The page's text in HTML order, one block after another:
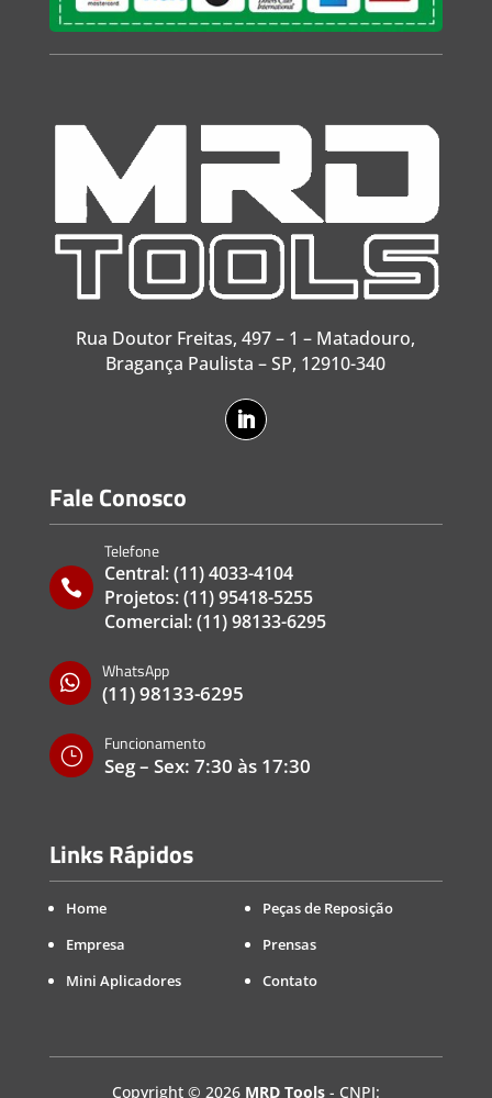
Rua Doutor Freitas, 497 – 1 – Matadouro,
Bragança Paulista – SP, 12910-340
Fale Conosco

Telefone
Central:(11) 4033-4104
Projetos:(11) 95418-5255
Comercial:(11) 98133-6295

WhatsApp
(11) 98133-6295
}
Funcionamento
Seg – Sex: 7:30 às 17:30
Links Rápidos
Home
Empresa
Mini Aplicadores
Peças de Reposição
Prensas
Contato
Copyright © 2026 MRD Tools- CNPJ: